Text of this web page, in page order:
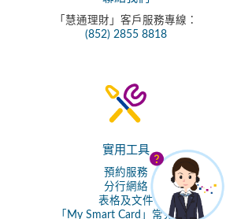
「慧通理財」客戶服務專線：
(852) 2855 8818
實用工具
預約服務
分行網絡
表格及文件
「My Smart Card」常見問題